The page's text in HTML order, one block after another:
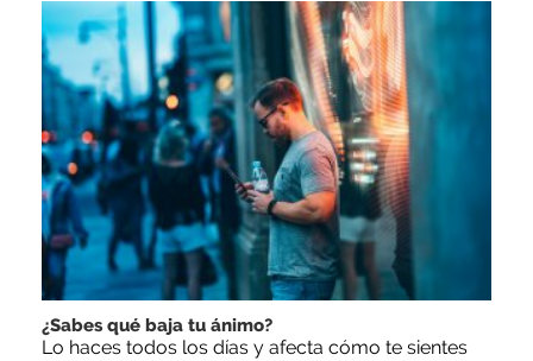
¿Sabes qué baja tu ánimo?
Lo haces todos los días y afecta cómo te sientes